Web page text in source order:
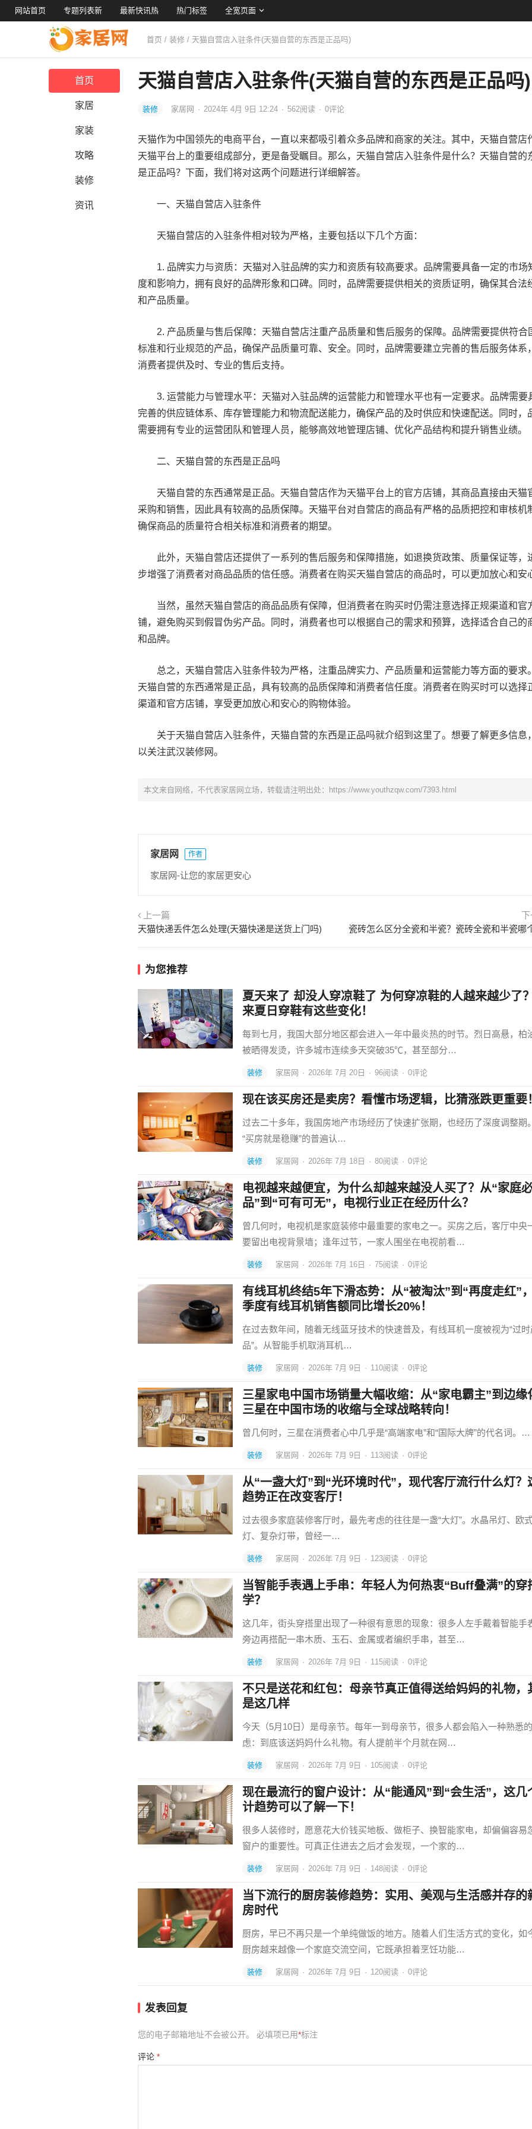
网站首页 专题列表新 最新快讯热 热门标签 全宽页面
首页 / 装修 / 天猫自营店入驻条件(天猫自营的东西是正品吗)
首页
家居
家装
攻略
装修
资讯
天猫自营店入驻条件(天猫自营的东西是正品吗)
装修 家居网 · 2024年 4月 9日 12:24 · 562阅读 · 0评论
天猫作为中国领先的电商平台，一直以来都吸引着众多品牌和商家的关注。其中，天猫自营店
天猫平台上的重要组成部分，更是备受瞩目。那么，天猫自营店入驻条件是什么？天猫自营的
是正品吗？下面，我们将对这两个问题进行详细解答。
一、天猫自营店入驻条件
天猫自营店的入驻条件相对较为严格，主要包括以下几个方面：
1. 品牌实力与资质：天猫对入驻品牌的实力和资质有较高要求。品牌需要具备一定的市场
度和影响力，拥有良好的品牌形象和口碑。同时，品牌需要提供相关的资质证明，确保其合法
和产品质量。
2. 产品质量与售后保障：天猫自营店注重产品质量和售后服务的保障。品牌需要提供符合
标准和行业规范的产品，确保产品质量可靠、安全。同时，品牌需要建立完善的售后服务体系
消费者提供及时、专业的售后支持。
3. 运营能力与管理水平：天猫对入驻品牌的运营能力和管理水平也有一定要求。品牌需要
完善的供应链体系、库存管理能力和物流配送能力，确保产品的及时供应和快速配送。同时，
需要拥有专业的运营团队和管理人员，能够高效地管理店铺、优化产品结构和提升销售业绩。
二、天猫自营的东西是正品吗
天猫自营的东西通常是正品。天猫自营店作为天猫平台上的官方店铺，其商品直接由天猫
采购和销售，因此具有较高的品质保障。天猫平台对自营店的商品有严格的品质把控和审核机
确保商品的质量符合相关标准和消费者的期望。
此外，天猫自营店还提供了一系列的售后服务和保障措施，如退换货政策、质量保证等，
步增强了消费者对商品品质的信任感。消费者在购买天猫自营店的商品时，可以更加放心和安
当然，虽然天猫自营店的商品品质有保障，但消费者在购买时仍需注意选择正规渠道和官
铺，避免购买到假冒伪劣产品。同时，消费者也可以根据自己的需求和预算，选择适合自己的
和品牌。
总之，天猫自营店入驻条件较为严格，注重品牌实力、产品质量和运营能力等方面的要求
天猫自营的东西通常是正品，具有较高的品质保障和消费者信任度。消费者在购买时可以选择
渠道和官方店铺，享受更加放心和安心的购物体验。
关于天猫自营店入驻条件，天猫自营的东西是正品吗就介绍到这里了。想要了解更多信息
以关注武汉装修网。
本文来自网络，不代表家居网立场，转载请注明出处： https://www.youthzqw.com/7393.html
家居网 作者
家居网-让您的家居更安心
上一篇
天猫快递丢件怎么处理(天猫快递是送货上门吗)
瓷砖怎么区分全瓷和半瓷？瓷砖全瓷和半瓷哪
为您推荐
夏天来了 却没人穿凉鞋了 为何穿凉鞋的人越来越少了
来夏日穿鞋有这些变化！
每到七月，我国大部分地区都会进入一年中最炎热的时节。烈日高悬，柏
被晒得发烫，许多城市连续多天突破35℃，甚至部分…
装修 家居网 · 2026年 7月 20日 · 96阅读 · 0评论
现在该买房还是卖房？看懂市场逻辑，比猜涨跌更重要！
过去二十多年，我国房地产市场经历了快速扩张期，也经历了深度调整期
“买房就是稳赚”的普遍认…
装修 家居网 · 2026年 7月 18日 · 80阅读 · 0评论
电视越来越便宜，为什么却越来越没人买了？从“家庭
品”到“可有可无”，电视行业正在经历什么？
曾几何时，电视机是家庭装修中最重要的家电之一。买房之后，客厅中央
要留出电视背景墙；逢年过节，一家人围坐在电视前看…
装修 家居网 · 2026年 7月 16日 · 75阅读 · 0评论
有线耳机终结5年下滑态势：从“被淘汰”到“再度走红”
季度有线耳机销售额同比增长20%！
在过去数年间，随着无线蓝牙技术的快速普及，有线耳机一度被视为“过时
品”。从智能手机取消耳机…
装修 家居网 · 2026年 7月 9日 · 110阅读 · 0评论
三星家电中国市场销量大幅收缩：从“家电霸主”到边缘
三星在中国市场的收缩与全球战略转向！
曾几何时，三星在消费者心中几乎是“高端家电”和“国际大牌”的代名词。…
装修 家居网 · 2026年 7月 9日 · 113阅读 · 0评论
从“一盏大灯”到“光环境时代”，现代客厅流行什么灯？
趋势正在改变客厅！
过去很多家庭装修客厅时，最先考虑的往往是一盏“大灯”。水晶吊灯、欧
灯、复杂灯带，曾经一…
装修 家居网 · 2026年 7月 9日 · 123阅读 · 0评论
当智能手表遇上手串：年轻人为何热衷“Buff叠满”的穿
学？
这几年，街头穿搭里出现了一种很有意思的现象：很多人左手戴着智能手
旁边再搭配一串木质、玉石、金属或者编织手串，甚至…
装修 家居网 · 2026年 7月 9日 · 115阅读 · 0评论
不只是送花和红包：母亲节真正值得送给妈妈的礼物，
是这几样
今天（5月10日）是母亲节。每年一到母亲节，很多人都会陷入一种熟悉
虑：到底该送妈妈什么礼物。有人提前半个月就在网…
装修 家居网 · 2026年 7月 9日 · 105阅读 · 0评论
现在最流行的窗户设计：从“能通风”到“会生活”，这几
计趋势可以了解一下！
很多人装修时，愿意花大价钱买地板、做柜子、换智能家电，却偏偏容易
窗户的重要性。可真正住进去之后才会发现，一个家的…
装修 家居网 · 2026年 7月 9日 · 148阅读 · 0评论
当下流行的厨房装修趋势：实用、美观与生活感并存的
房时代
厨房，早已不再只是一个单纯做饭的地方。随着人们生活方式的变化，如
厨房越来越像一个家庭交流空间，它既承担着烹饪功能…
装修 家居网 · 2026年 7月 9日 · 120阅读 · 0评论
发表回复
您的电子邮箱地址不会被公开。 必填项已用*标注
评论 *